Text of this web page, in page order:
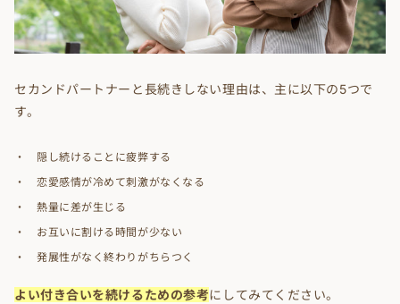
セカンドパートナーと長続きしない理由は、主に以下の5つで
す。
隠し続けることに疲弊する
恋愛感情が冷めて刺激がなくなる
熱量に差が生じる
お互いに割ける時間が少ない
発展性がなく終わりがちらつく
よい付き合いを続けるための参考にしてみてください。